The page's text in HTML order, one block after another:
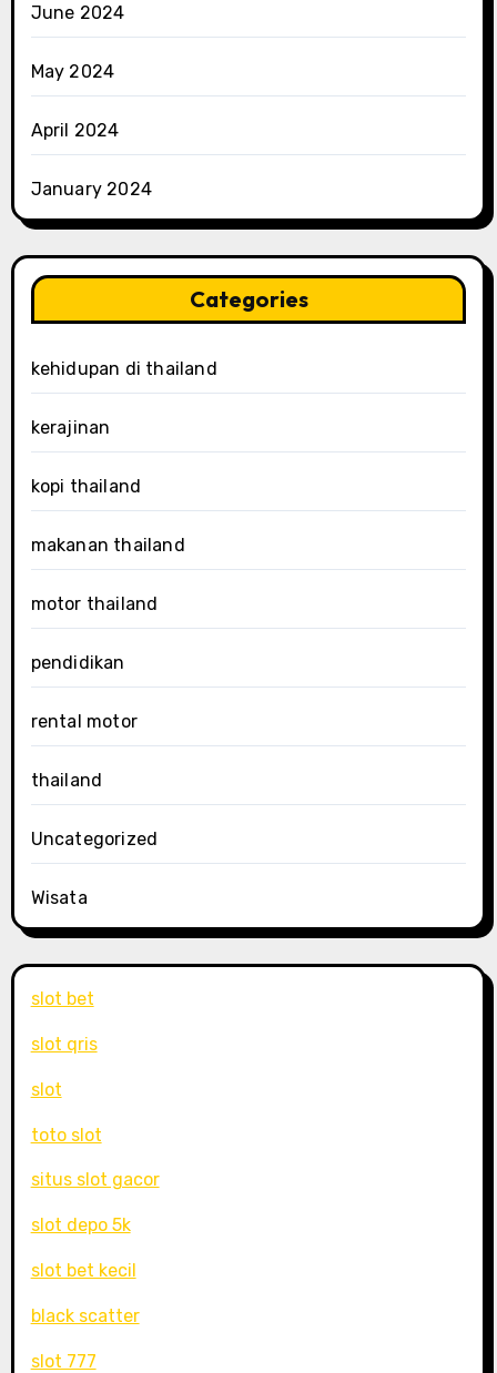
June 2024
May 2024
April 2024
January 2024
Categories
kehidupan di thailand
kerajinan
kopi thailand
makanan thailand
motor thailand
pendidikan
rental motor
thailand
Uncategorized
Wisata
slot bet
slot qris
slot
toto slot
situs slot gacor
slot depo 5k
slot bet kecil
black scatter
slot 777